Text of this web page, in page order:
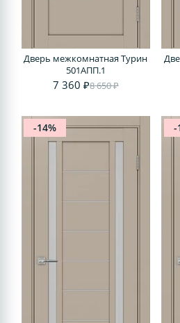
Дверь межкомнатная Турин
501AПП.1
7 360 ₽8 650 ₽
-14% -